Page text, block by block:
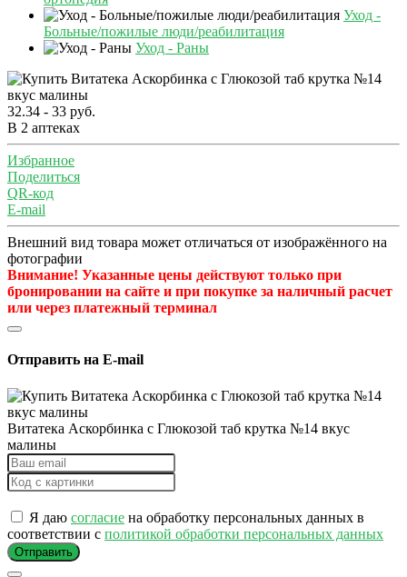
Уход -
Больные/пожилые люди/реабилитация
Уход - Раны
32.34 - 33 руб.
В 2 аптеках
Избранное
Поделиться
QR-код
E-mail
Внешний вид товара может отличаться от изображённого на
фотографии
Внимание! Указанные цены действуют только при
бронировании на сайте и при покупке за наличный расчет
или через платежный терминал
Отправить на E-mail
Витатека Аскорбинка с Глюкозой таб крутка №14 вкус
малины
Я даю согласие на обработку персональных данных в
соответствии с политикой обработки персональных данных
Отправить